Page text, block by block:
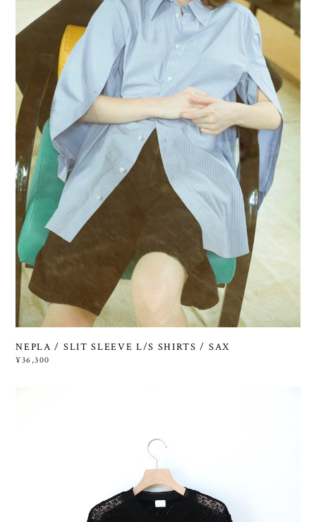
NEPLA / SLIT SLEEVE L/S SHIRTS / SAX
¥36,300